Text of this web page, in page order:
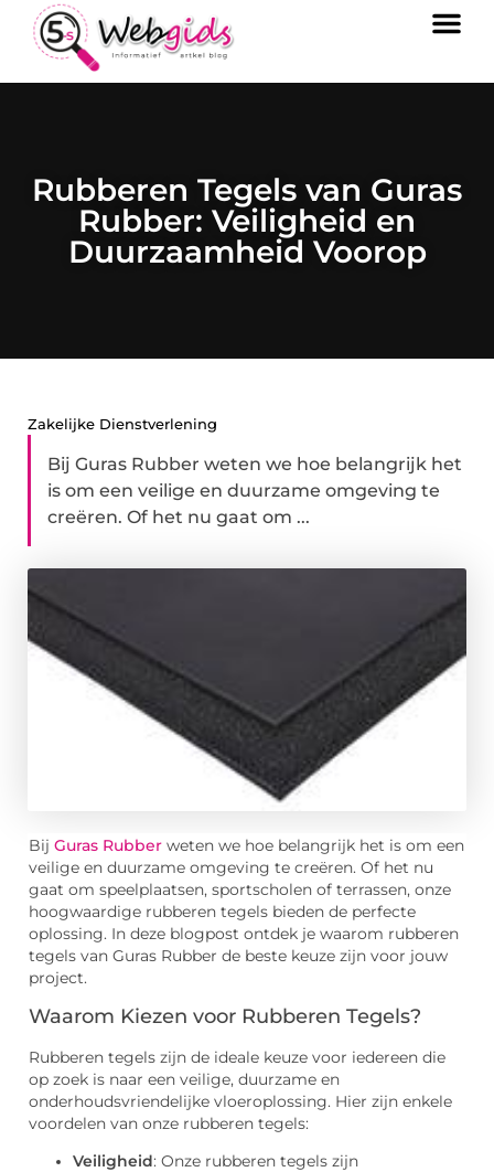
Rubberen Tegels van Guras
Rubber: Veiligheid en
Duurzaamheid Voorop
Zakelijke Dienstverlening
Bij Guras Rubber weten we hoe belangrijk het
is om een veilige en duurzame omgeving te
creëren. Of het nu gaat om ...
Bij Guras Rubber weten we hoe belangrijk het is om een
veilige en duurzame omgeving te creëren. Of het nu
gaat om speelplaatsen, sportscholen of terrassen, onze
hoogwaardige rubberen tegels bieden de perfecte
oplossing. In deze blogpost ontdek je waarom rubberen
tegels van Guras Rubber de beste keuze zijn voor jouw
project.
Waarom Kiezen voor Rubberen Tegels?
Rubberen tegels zijn de ideale keuze voor iedereen die
op zoek is naar een veilige, duurzame en
onderhoudsvriendelijke vloeroplossing. Hier zijn enkele
voordelen van onze rubberen tegels:
Veiligheid: Onze rubberen tegels zijn